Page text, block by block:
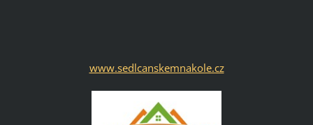
www.sedlcanskemnakole.cz